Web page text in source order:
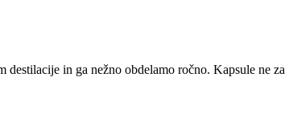
in ga nežno obdelamo ročno. Kapsule ne